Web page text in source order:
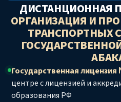
ДИСТАНЦИОННАЯ
ОРГАНИЗАЦИЯ И
ТРАНСПОРТНЫХ
Государственная лицензия
центре с лицензией и
образования РФ